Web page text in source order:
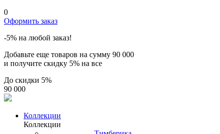
0
Оформить заказ
-5% на любой заказ!
Добавьте еще товаров на сумму 90 000
и получите скидку 5% на все
До скидки 5%
90 000
Коллекции
Коллекции